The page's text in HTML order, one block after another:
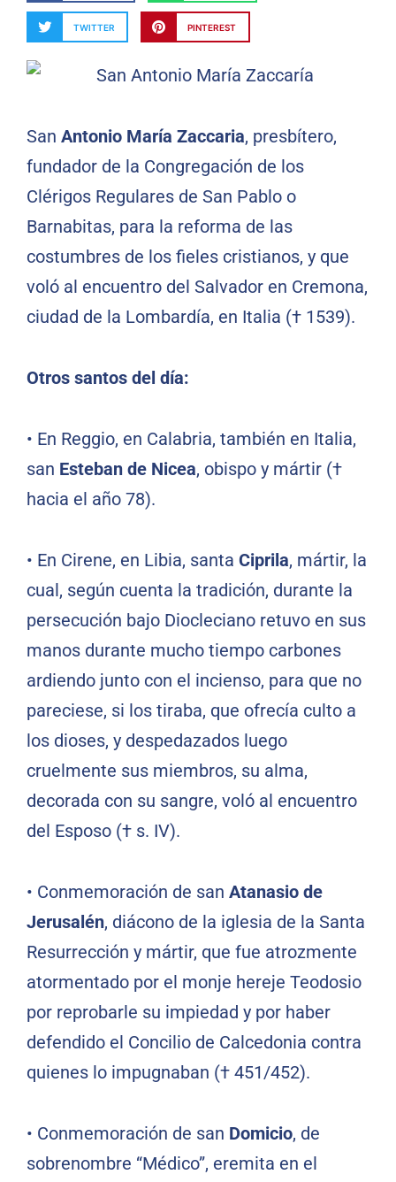
TWITTER PINTEREST
San Antonio María Zaccaria, presbítero,
fundador de la Congregación de los
Clérigos Regulares de San Pablo o
Barnabitas, para la reforma de las
costumbres de los fieles cristianos, y que
voló al encuentro del Salvador en Cremona,
ciudad de la Lombardía, en Italia († 1539).
Otros santos del día:
• En Reggio, en Calabria, también en Italia,
san Esteban de Nicea, obispo y mártir (†
hacia el año 78).
• En Cirene, en Libia, santa Ciprila, mártir, la
cual, según cuenta la tradición, durante la
persecución bajo Diocleciano retuvo en sus
manos durante mucho tiempo carbones
ardiendo junto con el incienso, para que no
pareciese, si los tiraba, que ofrecía culto a
los dioses, y despedazados luego
cruelmente sus miembros, su alma,
decorada con su sangre, voló al encuentro
del Esposo († s. IV).
• Conmemoración de san Atanasio de
Jerusalén, diácono de la iglesia de la Santa
Resurrección y mártir, que fue atrozmente
atormentado por el monje hereje Teodosio
por reprobarle su impiedad y por haber
defendido el Concilio de Calcedonia contra
quienes lo impugnaban († 451/452).
• Conmemoración de san Domicio, de
sobrenombre “Médico”, eremita en el